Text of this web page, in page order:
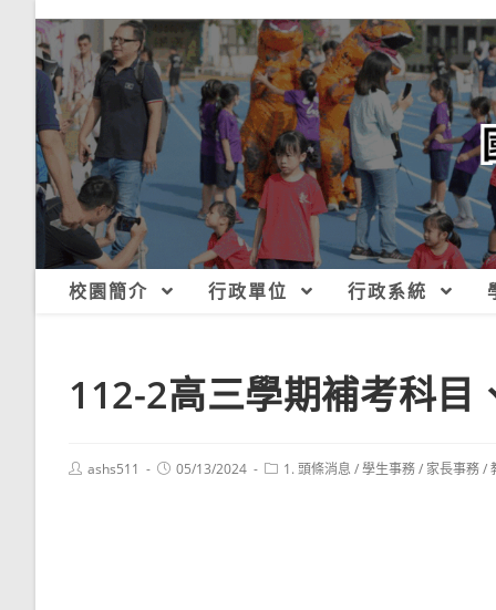
校園簡介 行政單位 行政系統
112-2高三學期補考科目
Postashs511
Post05/13/2024
Post1. 頭條消息 /學生事務/ 家長事務/